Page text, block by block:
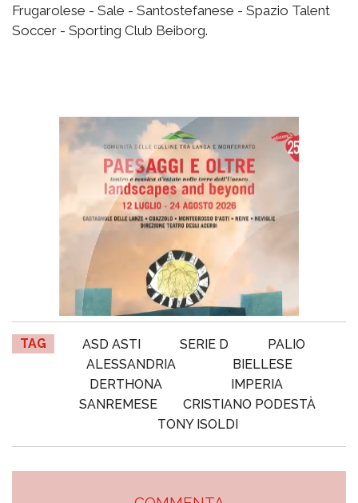
Frugarolese - Sale - Santostefanese - Spazio Talent
Soccer - Sporting Club Beiborg.
TAG ASD ASTI SERIE D
PALIO
ALESSANDRIA
BIELLESE
DERTHONA
IMPERIA
SANREMESE
CRISTIANO PODESTÀ
TONY ISOLDI